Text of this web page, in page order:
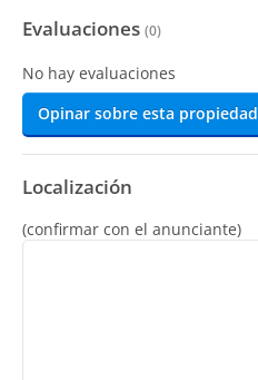
Evaluaciones (0)
No hay evaluaciones
Opinar sobre esta propiedad
Localización
(confirmar con el anunciante)